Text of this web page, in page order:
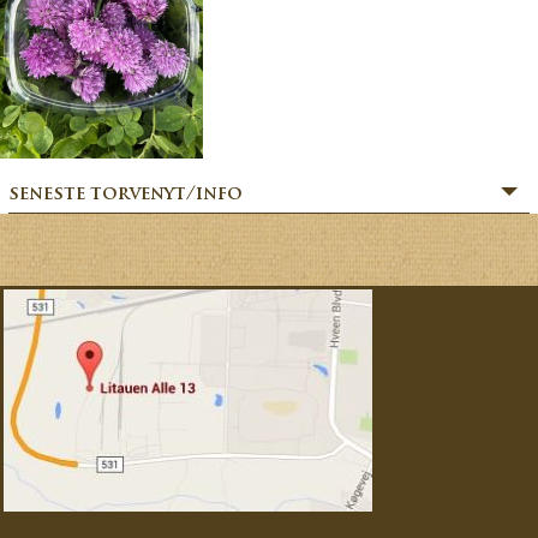
seneste torvenyt/info
» SOMMERHILSEN:
» BÆR-FEKT SOMMER!
» MERE MARKVÆRK MAGI:
» Sommerfesten er i gang:
» MAGIEN FRA MARKVÆRK:
» VORES EVENTYRLIGE VERDEN:
» FORÅRSFESTEN ER I GANG: